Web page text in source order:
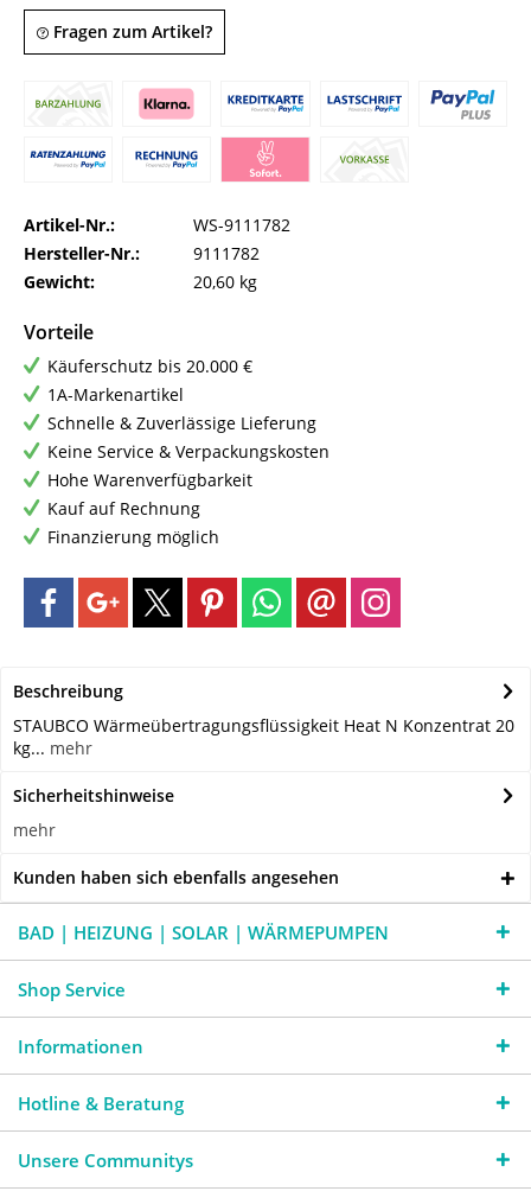
Fragen zum Artikel?
Artikel-Nr.:
WS-9111782
Hersteller-Nr.:
9111782
Gewicht:
20,60 kg
Vorteile
Käuferschutz bis 20.000 €
1A-Markenartikel
Schnelle & Zuverlässige Lieferung
Keine Service & Verpackungskosten
Hohe Warenverfügbarkeit
Kauf auf Rechnung
Finanzierung möglich
Beschreibung
STAUBCO Wärmeübertragungsflüssigkeit Heat N Konzentrat 20
kg... mehr
Sicherheitshinweise
mehr
Kunden haben sich ebenfalls angesehen
BAD | HEIZUNG | SOLAR | WÄRMEPUMPEN
Shop Service
Informationen
Hotline & Beratung
Unsere Communitys